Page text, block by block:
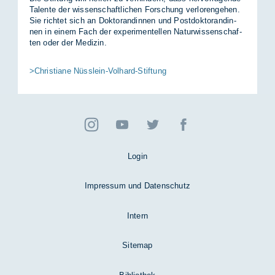
Ta­len­te der wis­sen­schaft­li­chen For­schung ver­lo­ren­ge­hen.
Sie rich­tet sich an Dok­to­ran­din­nen und Post­dok­to­ran­din­
nen in ei­nem Fach der ex­pe­ri­men­tel­len Na­tur­wis­sen­schaf­
ten oder der Me­di­zin.
>Christiane Nüsslein-Volhard-Stiftung
Login
Impressum und Datenschutz
Intern
Sitemap